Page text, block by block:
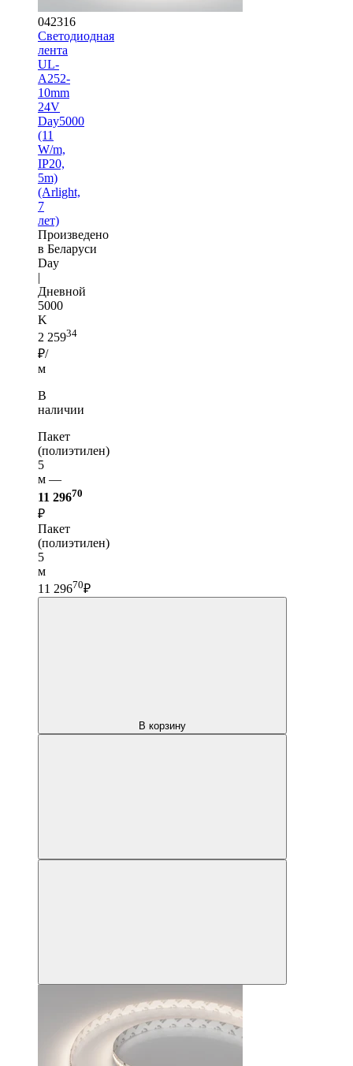
042316
Светодиодная
лента
UL-
A252-
10mm
24V
Day5000
(11
W/m,
IP20,
5m)
(Arlight,
7
лет)
Произведено
в Беларуси
Day
|
Дневной
5000
K
2 25934
₽/
м
В
наличии
Пакет
(полиэтилен)
5
м —
11 29670
₽
Пакет
(полиэтилен)
5
м
11 29670₽
В корзину